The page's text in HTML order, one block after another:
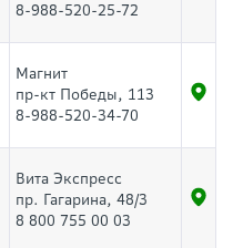
8-988-520-25-72
Магнит
пр-кт Победы, 113
8-988-520-34-70
Вита Экспресс
пр. Гагарина, 48/3
8 800 755 00 03